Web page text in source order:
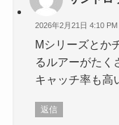
2026年2月21日 4:10 PM
Mシリーズとか
るルアーがたく
キャッチ率も高
返信